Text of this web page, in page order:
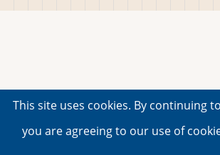
This site uses cookies. By continuing
you are agreeing to our use of